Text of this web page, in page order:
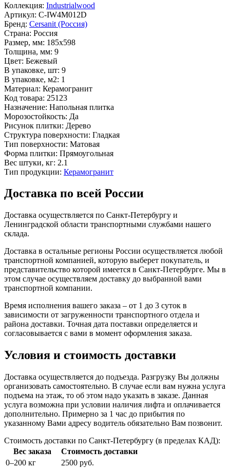
Коллекция: Industrialwood
Артикул: C-IW4M012D
Бренд: Cersanit (Россия)
Страна: Россия
Размер, мм: 185x598
Толщина, мм: 9
Цвет: Бежевый
В упаковке, шт: 9
В упаковке, м2: 1
Материал: Керамогранит
Код товара: 25123
Назначение: Напольная плитка
Морозостойкость: Да
Рисунок плитки: Дерево
Структура поверхности: Гладкая
Тип поверхности: Матовая
Форма плитки: Прямоугольная
Вес штуки, кг: 2.1
Тип продукции: Керамогранит
Доставка по всей России
Доставка осуществляется по Санкт-Петербургу и
Ленинградской области транспортными службами нашего
склада.
Доставка в остальные регионы России осуществляется любой
транспортной компанией, которую выберет покупатель, и
представительство которой имеется в Санкт-Петербурге. Мы в
этом случае осуществляем доставку до выбранной вами
транспортной компании.
Время исполнения вашего заказа – от 1 до 3 суток в
зависимости от загруженности транспортного отдела и
района доставки. Точная дата поставки определяется и
согласовывается с вами в момент оформления заказа.
Условия и стоимость доставки
Доставка осуществляется до подъезда. Разгрузку Вы должны
организовать самостоятельно. В случае если вам нужна услуга
подъема на этаж, то об этом надо указать в заказе. Данная
услуга возможна при условии наличия лифта и оплачивается
дополнительно. Примерно за 1 час до прибытия по
указанному Вами адресу водитель обязательно Вам позвонит.
Стоимость доставки по Санкт-Петербургу (в пределах КАД):
Вес заказа
Стоимость доставки
0–200 кг
2500 руб.